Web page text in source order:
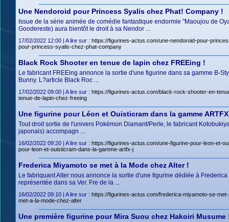
Une Nendoroid pour Princess Syalis chez Phat! Company !
Issue de la série animée de comédie fantastique endormie "Maoujou de
Goodereste) aura bientôt le droit à sa Nendor ...
17/02/2022 12:00 | A lire sur : https://figurines-actus.com/une-nendoroid-pour-
pour-princess-syalis-chez-phat-company
Black Rock Shooter en tenue de lapin chez FREEing !
Le fabricant FREEing annonce la sortie d'une figurine dans sa gamme B-
Bunny. L?article Black Roc ...
17/02/2022 09:00 | A lire sur : https://figurines-actus.com/black-rock-shooter-en-
tenue-de-lapin-chez-freeing
Une figurine pour Léon et Ouisticram dans la gamme
Tout droit sortie de l'univers Pokémon Diamant/Perle, le fabricant
japonais) accompagn ...
16/02/2022 09:20 | A lire sur : https://figurines-actus.com/une-figurine-pour-leon-et-
pour-leon-et-ouisticram-dans-la-gamme-artfx-j
Frederica Miyamoto se met à la Mode chez Alter !
Le fabriquant Alter nous annonce la sortie d'une figurine dédiée à
représentée dans sa Ver. Fre de la ...
16/02/2022 09:10 | A lire sur : https://figurines-actus.com/frederica-miyamoto-se-
met-a-la-mode-chez-alter
Une première figurine pour Mira Suou chez Hakoiri Musume